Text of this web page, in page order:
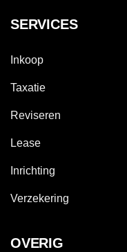
SERVICES
Inkoop
Taxatie
Reviseren
Lease
Inrichting
Verzekering
OVERIG